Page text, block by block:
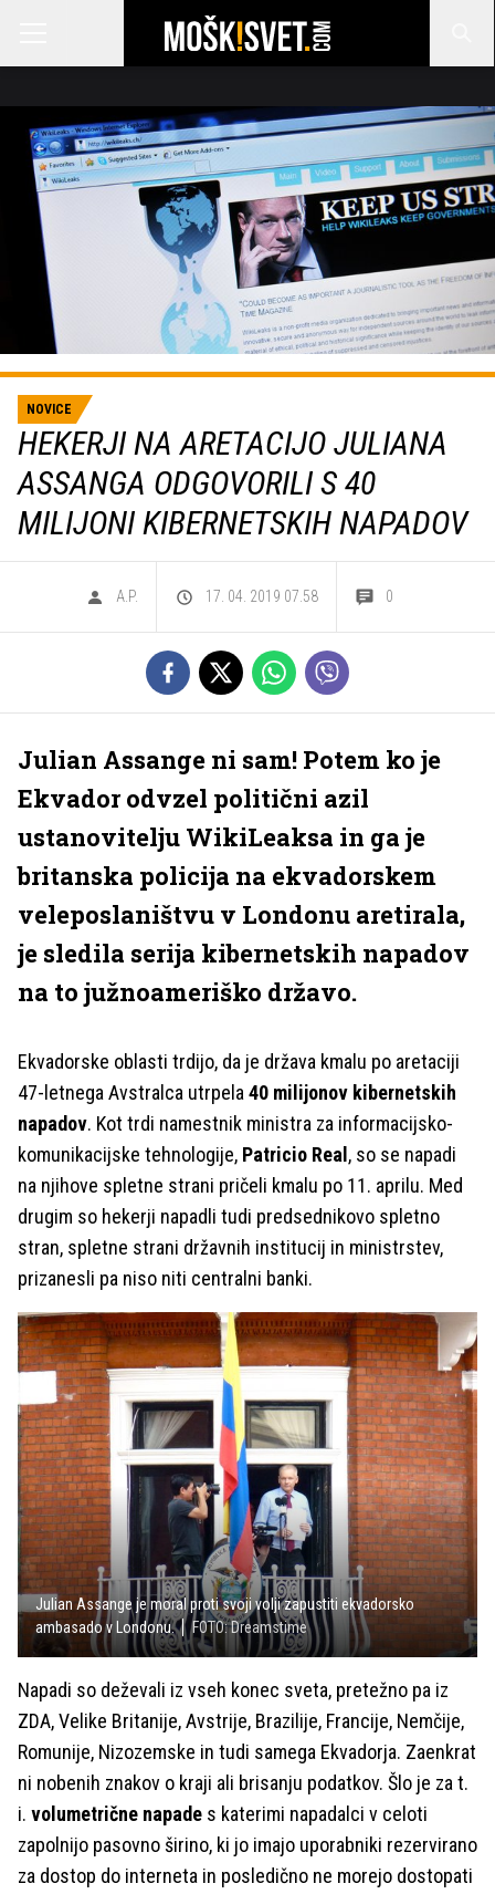
NOVICE
HEKERJI NA ARETACIJO JULIANA
ASSANGA ODGOVORILI S 40
MILIJONI KIBERNETSKIH NAPADOV
A.P. 17. 04. 2019 07.58 0
Julian Assange ni sam! Potem ko je
Ekvador odvzel politični azil
ustanovitelju WikiLeaksa in ga je
britanska policija na ekvadorskem
veleposlaništvu v Londonu aretirala,
je sledila serija kibernetskih napadov
na to južnoameriško državo.
Ekvadorske oblasti trdijo, da je država kmalu po aretaciji
47-letnega Avstralca utrpela 40 milijonov kibernetskih
napadov. Kot trdi namestnik ministra za informacijsko-
komunikacijske tehnologije, Patricio Real , so se napadi
na njihove spletne strani pričeli kmalu po 11. aprilu. Med
drugim so hekerji napadli tudi predsednikovo spletno
stran, spletne strani državnih institucij in ministrstev,
prizanesli pa niso niti centralni banki.
Julian Assange je moral proti svoji volji zapustiti ekvadorsko
ambasado v Londonu.
FOTO: Dreamstime
Napadi so deževali iz vseh konec sveta, pretežno pa iz
ZDA, Velike Britanije, Avstrije, Brazilije, Francije, Nemčije,
Romunije, Nizozemske in tudi samega Ekvadorja. Zaenkrat
ni nobenih znakov o kraji ali brisanju podatkov. Šlo je za t.
i. volumetrične napade s katerimi napadalci v celoti
zapolnijo pasovno širino, ki jo imajo uporabniki rezervirano
za dostop do interneta in posledično ne morejo dostopati